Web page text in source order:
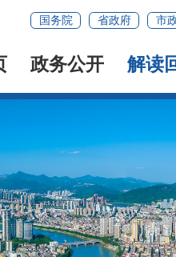
国务院 省政府 市
政务公开 解读